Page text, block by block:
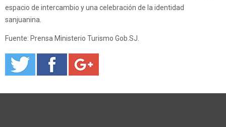
espacio de intercambio y una celebración de la identidad
sanjuanina.
Fuente: Prensa Ministerio Turismo Gob.SJ.